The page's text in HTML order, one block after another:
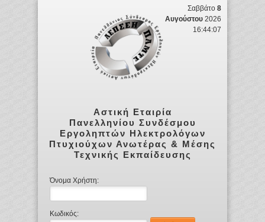
Σαββάτο 8
Αυγούστου 2026
16:44:07
Αστική Εταιρία
Πανελληνίου Συνδέσμου
Εργοληπτών Ηλεκτρολόγων
Πτυχιούχων Ανωτέρας & Μέσης
Τεχνικής Εκπαίδευσης
Όνομα Χρήστη:
Κωδικός: